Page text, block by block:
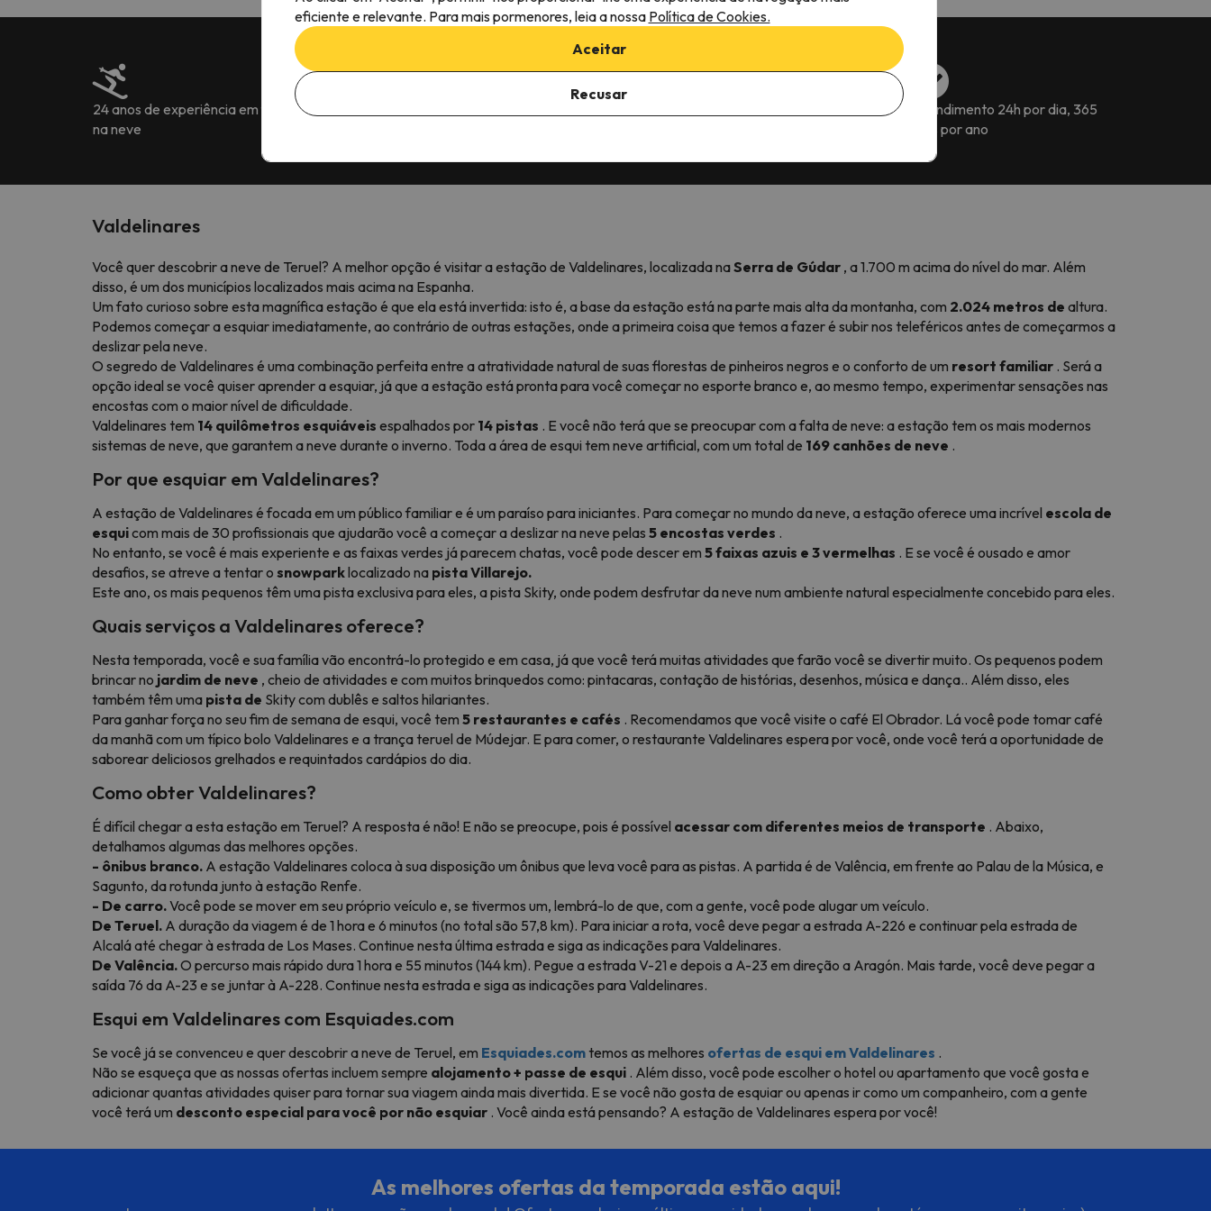
24 anos de experiência em férias
na neve
Mais de 222.905 avaliações em
Opções flexíveis para reservar a
Atendimento 24h por dia, 365
dias por ano
Valdelinares
Você quer descobrir a neve de Teruel? A melhor opção é visitar a estação de Valdelinares, localizada naSerra de Gúdar , a 1.700 m acima do nível do mar. Além
disso, é um dos municípios localizados mais acima na Espanha.
Um fato curioso sobre esta magnífica estação é que ela está invertida: isto é, a base da estação está na parte mais alta da montanha, com 2.024 metros de altura.
Podemos começar a esquiar imediatamente, ao contrário de outras estações, onde a primeira coisa que temos a fazer é subir nos teleféricos antes de começarmos a
deslizar pela neve.
O segredo de Valdelinares é uma combinação perfeita entre a atratividade natural de suas florestas de pinheiros negros e o conforto de um resort familiar . Será a
opção ideal se você quiser aprender a esquiar, já que a estação está pronta para você começar no esporte branco e, ao mesmo tempo, experimentar sensações nas
encostas com o maior nível de dificuldade.
Valdelinares tem 14 quilômetros esquiáveis espalhados por 14 pistas . E você não terá que se preocupar com a falta de neve: a estação tem os mais modernos
sistemas de neve, que garantem a neve durante o inverno. Toda a área de esqui tem neve artificial, com um total de 169 canhões de neve .
Por que esquiar em Valdelinares?
A estação de Valdelinares é focada em um público familiar e é um paraíso para iniciantes. Para começar no mundo da neve, a estação oferece uma incrível escola de
esquicom mais de 30 profissionais que ajudarão você a começar a deslizar na neve pelas 5 encostas verdes .
No entanto, se você é mais experiente e as faixas verdes já parecem chatas, você pode descer em 5 faixas azuis e 3 vermelhas . E se você é ousado e amor
desafios, se atreve a tentar o snowparklocalizado na pista Villarejo.
Este ano, os mais pequenos têm uma pista exclusiva para eles, a pista Skity, onde podem desfrutar da neve num ambiente natural especialmente concebido para eles.
Quais serviços a Valdelinares oferece?
Nesta temporada, você e sua família vão encontrá-lo protegido e em casa, já que você terá muitas atividades que farão você se divertir muito. Os pequenos podem
brincar no jardim de neve , cheio de atividades e com muitos brinquedos como: pintacaras, contação de histórias, desenhos, música e dança.. Além disso, eles
também têm uma pista de Skity com dublês e saltos hilariantes.
Para ganhar força no seu fim de semana de esqui, você tem 5 restaurantes e cafés . Recomendamos que você visite o café El Obrador. Lá você pode tomar café
da manhã com um típico bolo Valdelinares e a trança teruel de Múdejar. E para comer, o restaurante Valdelinares espera por você, onde você terá a oportunidade de
saborear deliciosos grelhados e requintados cardápios do dia.
Como obter Valdelinares?
É difícil chegar a esta estação em Teruel? A resposta é não! E não se preocupe, pois é possível acessar com diferentes meios de transporte . Abaixo,
detalhamos algumas das melhores opções.
- ônibus branco. A estação Valdelinares coloca à sua disposição um ônibus que leva você para as pistas. A partida é de Valência, em frente ao Palau de la Música, e
Sagunto, da rotunda junto à estação Renfe.
- De carro.Você pode se mover em seu próprio veículo e, se tivermos um, lembrá-lo de que, com a gente, você pode alugar um veículo.
De Teruel. A duração da viagem é de 1 hora e 6 minutos (no total são 57,8 km). Para iniciar a rota, você deve pegar a estrada A-226 e continuar pela estrada de
Alcalá até chegar à estrada de Los Mases. Continue nesta última estrada e siga as indicações para Valdelinares.
De Valência.O percurso mais rápido dura 1 hora e 55 minutos (144 km). Pegue a estrada V-21 e depois a A-23 em direção a Aragón. Mais tarde, você deve pegar a
saída 76 da A-23 e se juntar à A-228. Continue nesta estrada e siga as indicações para Valdelinares.
Esqui em Valdelinares com Esquiades.com
Se você já se convenceu e quer descobrir a neve de Teruel, em Esquiades.com temos as melhores ofertas de esqui em Valdelinares .
Não se esqueça que as nossas ofertas incluem sempre alojamento + passe de esqui . Além disso, você pode escolher o hotel ou apartamento que você gosta e
adicionar quantas atividades quiser para tornar sua viagem ainda mais divertida. E se você não gosta de esquiar ou apenas ir como um companheiro, com a gente
você terá um desconto especial para você por não esquiar . Você ainda está pensando? A estação de Valdelinares espera por você!
As melhores ofertas da temporada estão aqui!
eficiente e relevante. Para mais pormenores, leia a nossa Política de Cookies.
Aceitar
Recusar